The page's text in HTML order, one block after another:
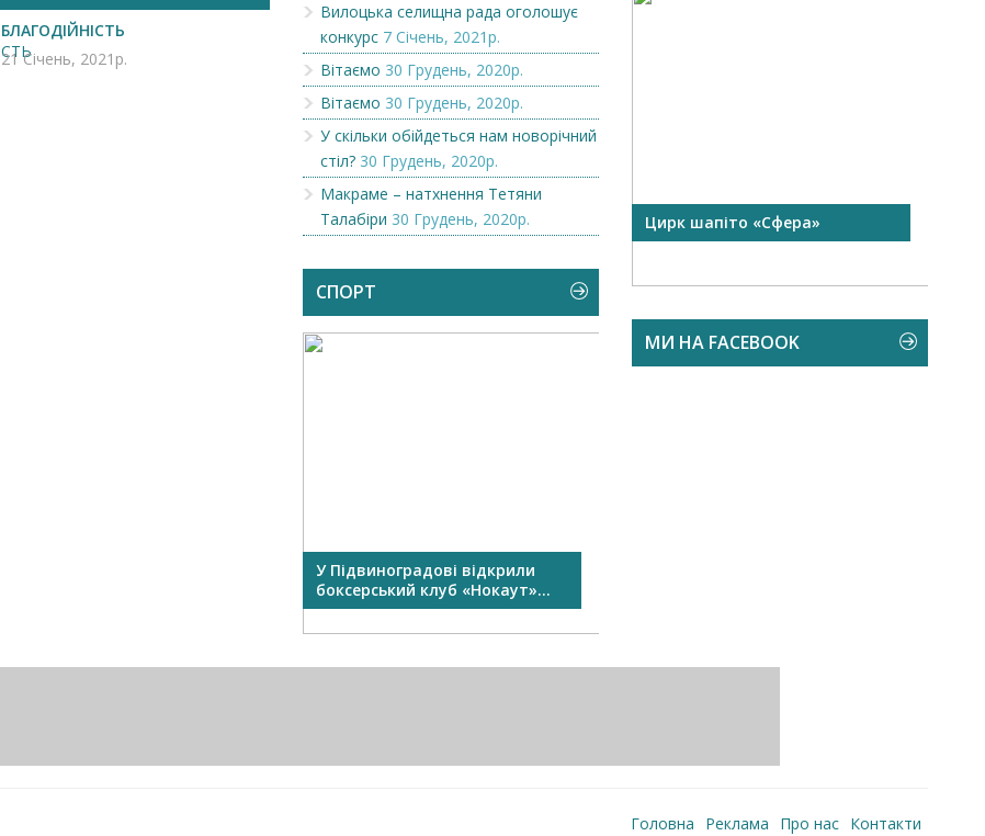
БЛАГОДІЙНІСТЬ
21 Січень, 2021р.
Вилоцька селищна рада оголошує
конкурс 7 Січень, 2021р.
Вітаємо 30 Грудень, 2020р.
Вітаємо 30 Грудень, 2020р.
У скільки обійдеться нам новорічний
стіл? 30 Грудень, 2020р.
Макраме – натхнення Тетяни
Талабіри 30 Грудень, 2020р.
СПОРТ
У Підвиноградові відкрили
боксерський клуб «Нокаут»...
Викупимо бруньки чорної
смородини...
Цирк шапіто «Сфера»
МИ НА FACEBOOK
Головна Реклама Про нас Контакти